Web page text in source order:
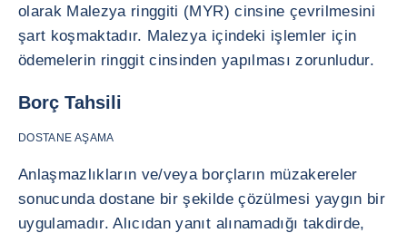
olarak Malezya ringgiti (MYR) cinsine çevrilmesini
şart koşmaktadır. Malezya içindeki işlemler için
ödemelerin ringgit cinsinden yapılması zorunludur.
Borç Tahsili
DOSTANE AŞAMA
Anlaşmazlıkların ve/veya borçların müzakereler
sonucunda dostane bir şekilde çözülmesi yaygın bir
uygulamadır. Alıcıdan yanıt alınamadığı takdirde,